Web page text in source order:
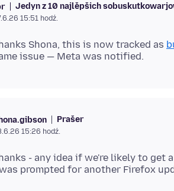
Jedyn z 10 najlěpšich
15:51 hodź.
Shona, this is now tracked as
Prašer
15:26 hodź.
- any idea if we're likely to get